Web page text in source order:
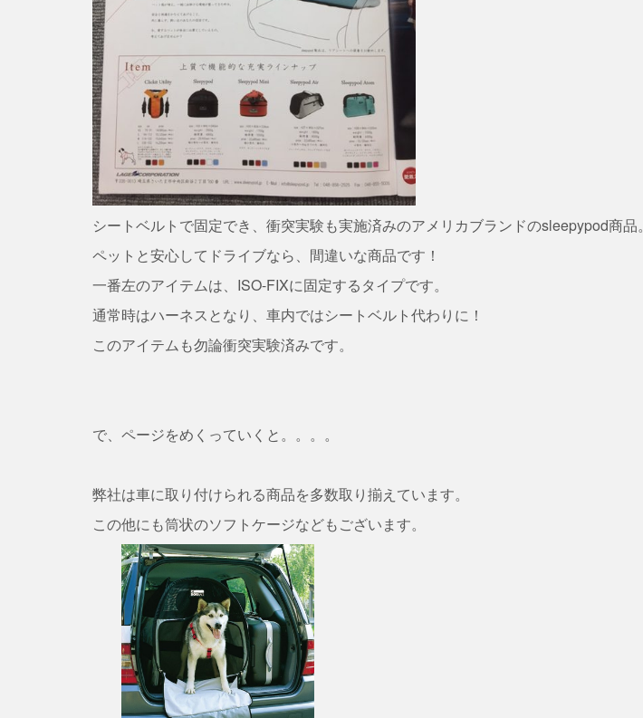
シートベルトで固定でき、衝突実験も実施済みのアメリカブランドのsleepypod商品。
ペットと安心してドライブなら、間違いな商品です！
一番左のアイテムは、ISO-FIXに固定するタイプです。
通常時はハーネスとなり、車内ではシートベルト代わりに！
このアイテムも勿論衝突実験済みです。
で、ページをめくっていくと。。。。
弊社は車に取り付けられる商品を多数取り揃えています。
この他にも筒状のソフトケージなどもございます。